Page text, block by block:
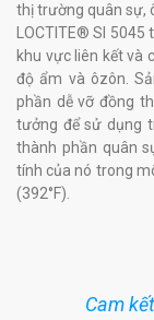
thị trường quân sự,
LOCTITE® SI
khu vực liên kết và
độ ẩm và ôzôn.
phần dễ vỡ đồng
tưởng để sử dụng
thành phần quân
tính của nó trong
(392°F).
Cam